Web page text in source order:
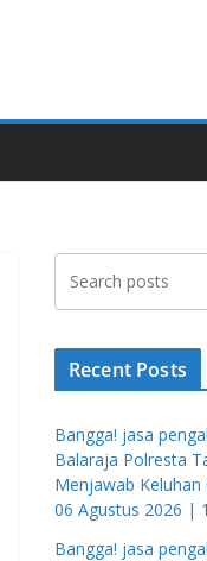
Recent Posts
Bangga! jasa
Balaraja Polresta
Menjawab
06 Agustus 2026 |
Bangga! jasa